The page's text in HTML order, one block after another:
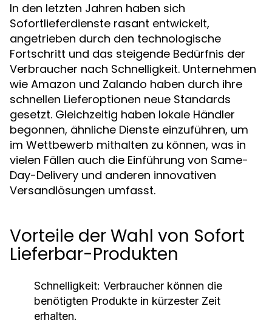
In den letzten Jahren haben sich
Sofortlieferdienste rasant entwickelt,
angetrieben durch den technologische
Fortschritt und das steigende Bedürfnis der
Verbraucher nach Schnelligkeit. Unternehmen
wie Amazon und Zalando haben durch ihre
schnellen Lieferoptionen neue Standards
gesetzt. Gleichzeitig haben lokale Händler
begonnen, ähnliche Dienste einzuführen, um
im Wettbewerb mithalten zu können, was in
vielen Fällen auch die Einführung von Same-
Day-Delivery und anderen innovativen
Versandlösungen umfasst.
Vorteile der Wahl von Sofort
Lieferbar-Produkten
Schnelligkeit: Verbraucher können die
benötigten Produkte in kürzester Zeit
erhalten.